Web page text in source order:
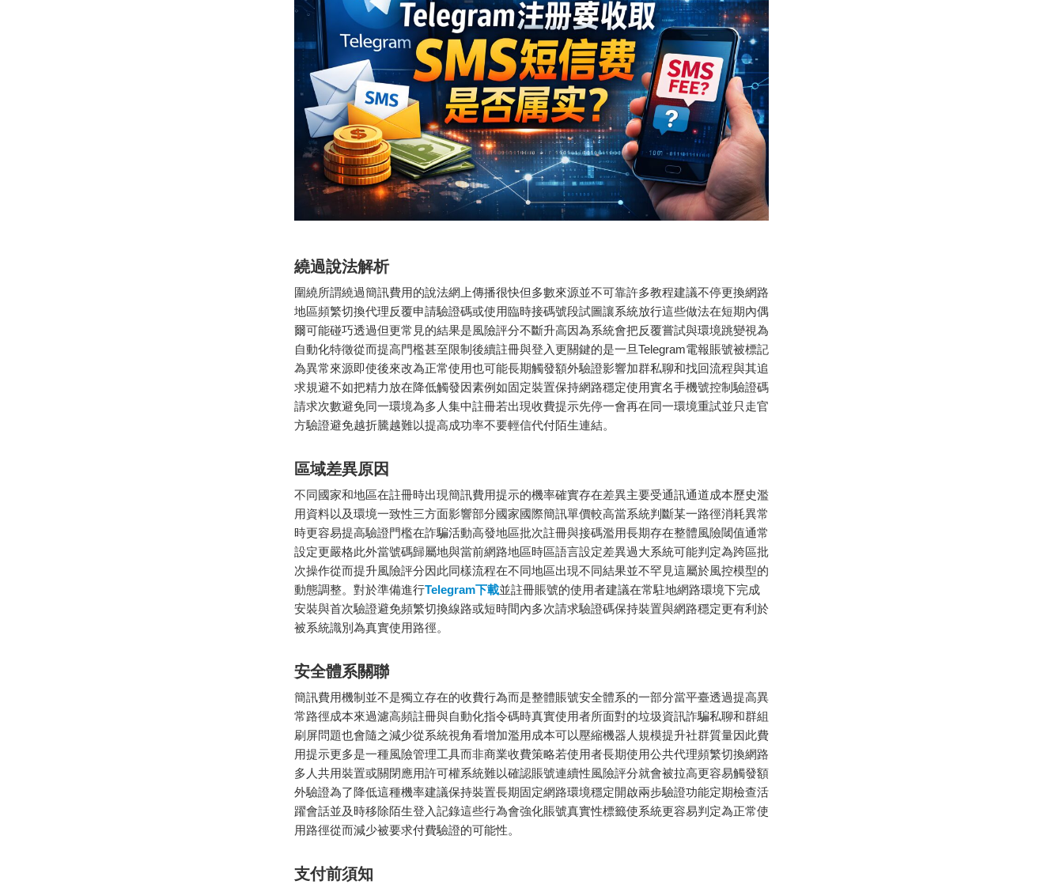
繞過說法解析
圍繞所謂繞過簡訊費用的說法網上傳播很快但多數來源並不可靠許多教程建議不停更換網路
地區頻繁切換代理反覆申請驗證碼或使用臨時接碼號段試圖讓系統放行這些做法在短期內偶
爾可能碰巧透過但更常見的結果是風險評分不斷升高因為系統會把反覆嘗試與環境跳變視為
自動化特徵從而提高門檻甚至限制後續註冊與登入更關鍵的是一旦Telegram電報賬號被標記
為異常來源即使後來改為正常使用也可能長期觸發額外驗證影響加群私聊和找回流程與其追
求規避不如把精力放在降低觸發因素例如固定裝置保持網路穩定使用實名手機號控制驗證碼
請求次數避免同一環境為多人集中註冊若出現收費提示先停一會再在同一環境重試並只走官
方驗證避免越折騰越難以提高成功率不要輕信代付陌生連結。
區域差異原因
不同國家和地區在註冊時出現簡訊費用提示的機率確實存在差異主要受通訊通道成本歷史濫
用資料以及環境一致性三方面影響部分國家國際簡訊單價較高當系統判斷某一路徑消耗異常
時更容易提高驗證門檻在詐騙活動高發地區批次註冊與接碼濫用長期存在整體風險閾值通常
設定更嚴格此外當號碼歸屬地與當前網路地區時區語言設定差異過大系統可能判定為跨區批
次操作從而提升風險評分因此同樣流程在不同地區出現不同結果並不罕見這屬於風控模型的
動態調整。對於準備進行Telegram下載並註冊賬號的使用者建議在常駐地網路環境下完成
安裝與首次驗證避免頻繁切換線路或短時間內多次請求驗證碼保持裝置與網路穩定更有利於
被系統識別為真實使用路徑。
安全體系關聯
簡訊費用機制並不是獨立存在的收費行為而是整體賬號安全體系的一部分當平臺透過提高異
常路徑成本來過濾高頻註冊與自動化指令碼時真實使用者所面對的垃圾資訊詐騙私聊和群組
刷屏問題也會隨之減少從系統視角看增加濫用成本可以壓縮機器人規模提升社群質量因此費
用提示更多是一種風險管理工具而非商業收費策略若使用者長期使用公共代理頻繁切換網路
多人共用裝置或關閉應用許可權系統難以確認賬號連續性風險評分就會被拉高更容易觸發額
外驗證為了降低這種機率建議保持裝置長期固定網路環境穩定開啟兩步驗證功能定期檢查活
躍會話並及時移除陌生登入記錄這些行為會強化賬號真實性標籤使系統更容易判定為正常使
用路徑從而減少被要求付費驗證的可能性。
支付前須知